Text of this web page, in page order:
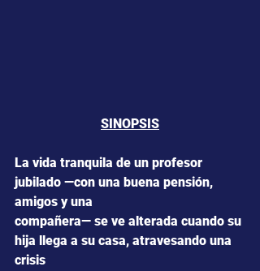
SINOPSIS
La vida tranquila de un profesor
jubilado —con una buena pensión,
amigos y una
compañera— se ve alterada cuando su
hija llega a su casa, atravesando una
crisis